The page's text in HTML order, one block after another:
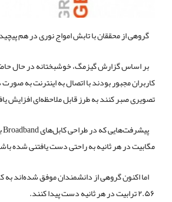
گروهی از محققان با تابش امواج نوری در هم
بر اساس گزارش گیزمگ، خوشبختانه در حال
کاربران مجبور بودند با اتصال به اینترنت به
تصویری صبر کنند به طرز قابل ملاحظه‌ای افزایش
مگابیت در هر ثانیه به راحتی دست یافتنی شده
۲.۵۶ ترابیت در هر ثانیه دست پیدا کنند.